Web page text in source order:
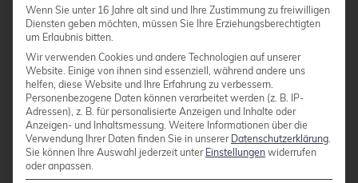
wöchentliches Vollbackup mit täglichen
inkrementellen Backups. Kritische Systeme
können stündliche oder sogar kontinuierliche
Backups rechtfertigen.
Proxmox® ermöglicht flexible Scheduling-
Optionen für verschiedene VM-Gruppen.
Produktive Datenbankserver benötigen
Wenn Sie unter 16 Jahre alt sind und Ihre Zustimmung zu freiwilligen
Diensten geben möchten, müssen Sie Ihre Erziehungsberechtigten
um Erlaubnis bitten.
Wir verwenden Cookies und andere Technologien auf unserer
Website. Einige von ihnen sind essenziell, während andere uns
helfen, diese Website und Ihre Erfahrung zu verbessern.
Personenbezogene Daten können verarbeitet werden (z. B. IP-
Adressen), z. B. für personalisierte Anzeigen und Inhalte oder
Anzeigen- und Inhaltsmessung. Weitere Informationen über die
Verwendung Ihrer Daten finden Sie in unserer Datenschutzerklärung
Sie können Ihre Auswahl jederzeit unter Einstellungen widerrufen
oder anpassen.